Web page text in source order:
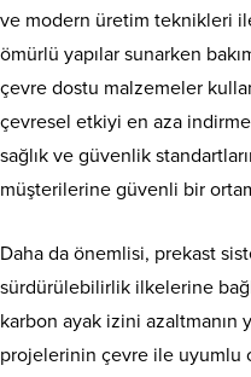
ve modern üretim teknikleri
ömürlü yapılar sunarken
çevre dostu malzemeler
çevresel etkiyi en aza
sağlık ve güvenlik
müşterilerine güvenli bir
Daha da önemlisi, prekast
sürdürülebilirlik ilkelerine
karbon ayak izini azaltmanın
projelerinin çevre ile uyumlu